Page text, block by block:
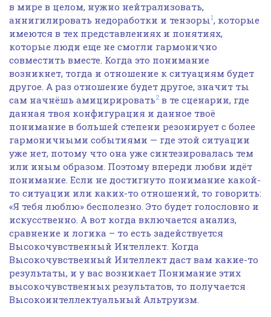
в мире в целом, нужно нейтрализовать,
аннигилировать недоработки и тензоры1, которые
имеются в тех представлениях и понятиях,
которые люди еще не смогли гармонично
совместить вместе. Когда это понимание
возникнет, тогда и отношение к ситуациям будет
другое. А раз отношение будет другое, значит ты
сам начнёшь амицирировать2 в те сценарии, где
данная твоя конфигурация и данное твоё
понимание в большей степени резонирует с более
гармоничными событиями — где этой ситуации
уже нет, потому что она уже синтезировалась тем
или иным образом. Поэтому впереди любви идёт
понимание. Если не достигнуто понимание какой-
то ситуации или каких-то отношений, то говорить:
«Я тебя люблю» бесполезно. Это будет голословно и
искусственно. А вот когда включается анализ,
сравнение и логика – то есть задействуется
Высокочувственный Интеллект. Когда
Высокочувственный Интеллект даст вам какие-то
результаты, и у вас возникает Понимание этих
высокочувственных результатов, то получается
Высокоинтеллектуальный Альтруизм.